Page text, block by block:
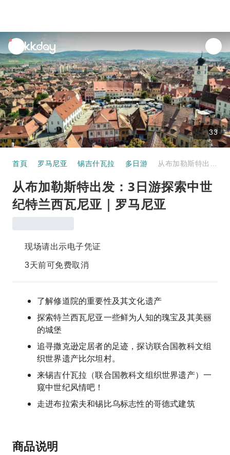
unread
notifications
33
首頁 罗马尼亚 锡吉什瓦拉 多日游
从布加勒斯特出发：3日游探索中世
纪特兰西瓦尼亚｜罗马尼亚
现场请出示电子凭证
3天前可免费取消
了解修道院的重要性及其文化遗产
探索特兰西瓦尼亚一些鲜为人知的瑰宝及其美丽
的城堡
追寻撒克逊定居者的足迹，探访联合国教科文组
织世界遗产比尔坦村。
来锡吉什瓦拉（联合国教科文组织世界遗产）一
窥中世纪风情吧！
走进布拉索夫和锡比乌标志性的哥德式建筑
商品说明